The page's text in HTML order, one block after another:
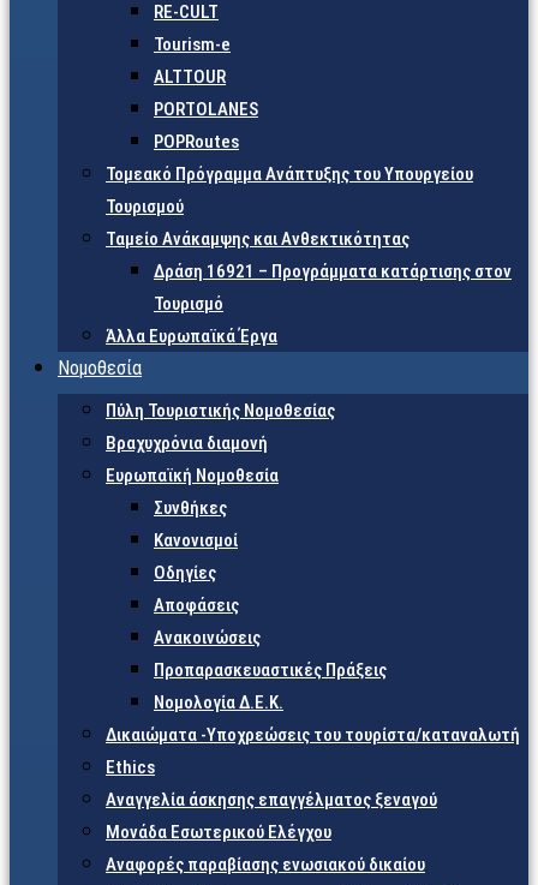
RE-CULT
Tourism-e
ALTTOUR
PORTOLANES
POPRoutes
Τομεακό Πρόγραμμα Ανάπτυξης του Υπουργείου
Τουρισμού
Ταμείο Ανάκαμψης και Ανθεκτικότητας
Δράση 16921 – Προγράμματα κατάρτισης στον
Τουρισμό
Άλλα Ευρωπαϊκά Έργα
Νομοθεσία
Πύλη Τουριστικής Νομοθεσίας
Βραχυχρόνια διαμονή
Ευρωπαϊκή Νομοθεσία
Συνθήκες
Κανονισμοί
Οδηγίες
Αποφάσεις
Ανακοινώσεις
Προπαρασκευαστικές Πράξεις
Νομολογία Δ.Ε.Κ.
Δικαιώματα -Υποχρεώσεις του τουρίστα/καταναλωτή
Ethics
Αναγγελία άσκησης επαγγέλματος ξεναγού
Μονάδα Εσωτερικού Ελέγχου
Αναφορές παραβίασης ενωσιακού δικαίου